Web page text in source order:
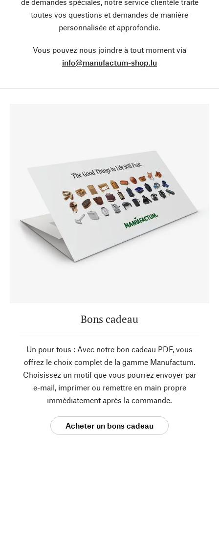
toutes vos questions et demandes de manière
personnalisée et approfondie.
Vous pouvez nous joindre à tout moment via
info@manufactum-shop.lu
Bons cadeau
Un pour tous : Avec notre bon cadeau PDF, vous
offrez le choix complet de la gamme Manufactum.
Choisissez un motif que vous pourrez envoyer par
e-mail, imprimer ou remettre en main propre
immédiatement après la commande.
Acheter un bons cadeau